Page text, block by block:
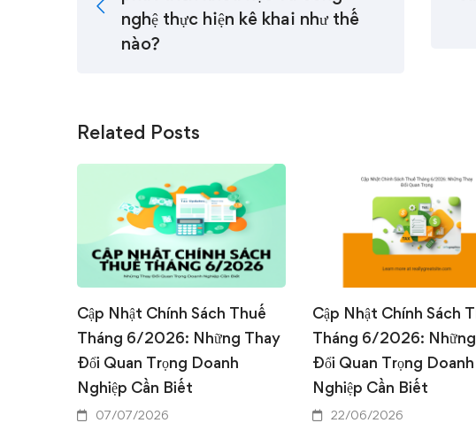
nghệ thực hiện kê khai như thế
nào?
Related Posts
Cập Nhật Chính Sách Thuế
Tháng 6/2026: Những Thay
Đổi Quan Trọng Doanh
Nghiệp Cần Biết
07/07/2026
Cập Nhật Chính Sách
Tháng 6/2026:
Đổi Quan Trọng Doanh
Nghiệp Cần Biết
22/06/2026